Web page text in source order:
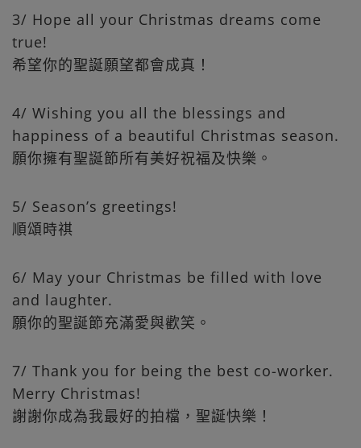
3/ Hope all your Christmas dreams come
true!
希望你的聖誕願望都會成真！
4/ Wishing you all the blessings and
happiness of a beautiful Christmas season.
願你擁有聖誕節所有美好祝福及快樂。
5/ Season’s greetings!
順頌時祺
6/ May your Christmas be filled with love
and laughter.
願你的聖誕節充滿愛與歡笑。
7/ Thank you for being the best co-worker.
Merry Christmas!
謝謝你成為我最好的拍檔，聖誕快樂！